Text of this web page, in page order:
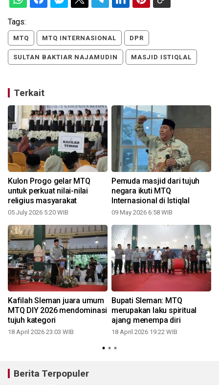
Tags:
MTQ MTQ INTERNASIONAL DPR
SULTAN BAKTIAR NAJAMUDIN MASJID ISTIQLAL
Terkait
Kulon Progo gelar MTQ
untuk perkuat nilai-nilai
religius masyarakat
05 July 2026 5:20 WIB
Pemuda masjid dari tujuh
negara ikuti MTQ
Internasional di Istiqlal
09 May 2026 6:58 WIB
Kafilah Sleman juara umum
MTQ DIY 2026 mendominasi
tujuh kategori
18 April 2026 23:03 WIB
Bupati Sleman: MTQ
merupakan laku spiritual
ajang menempa diri
18 April 2026 19:22 WIB
Berita Terpopuler